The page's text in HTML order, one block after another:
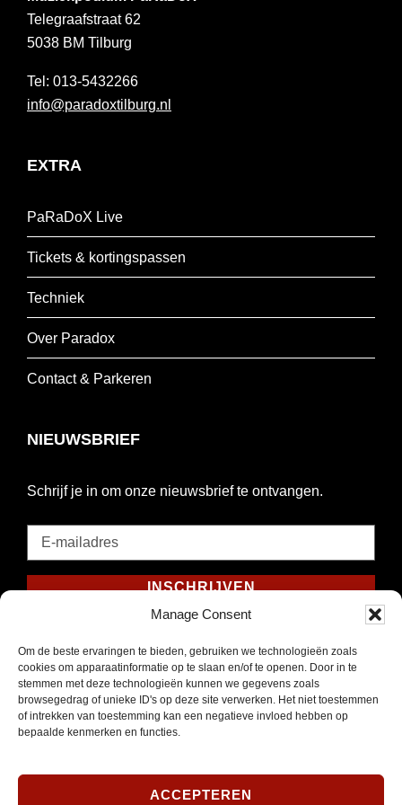
Manage Consent
Om de beste ervaringen te bieden, gebruiken we technologieën zoals
cookies om apparaatinformatie op te slaan en/of te openen. Door in te
stemmen met deze technologieën kunnen we gegevens zoals
browsegedrag of unieke ID's op deze site verwerken. Het niet toestemmen
of intrekken van toestemming kan een negatieve invloed hebben op
bepaalde kenmerken en functies.
ACCEPTEREN
Telegraafstraat 62
5038 BM Tilburg
013-5432266
info@paradoxtilburg.nl
EXTRA
PaRaDoX Live
Tickets & kortingspassen
Techniek
Over Paradox
Contact & Parkeren
NIEUWSBRIEF
Schrijf je in om onze nieuwsbrief te ontvangen.
mailadres
INSCHRIJVEN
SOCIAL MEDIA
Opent